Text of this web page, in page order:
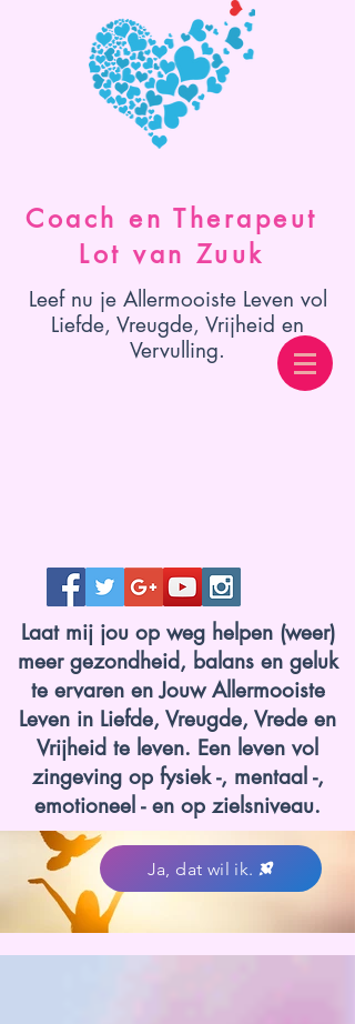
Coach en Therapeut
Lot van Zuuk
Leef nu je Allermooiste Leven vol
Liefde, Vreugde, Vrijheid en
Vervulling.
Laat mij jou op weg helpen (weer)
meer gezondheid, balans en geluk
te ervaren en Jouw Allermooiste
Leven in Liefde, Vreugde, Vrede en
Vrijheid te leven. Een leven vol
zingeving op fysiek -, mentaal -,
emotioneel - en op zielsniveau.
Ja, dat wil ik.